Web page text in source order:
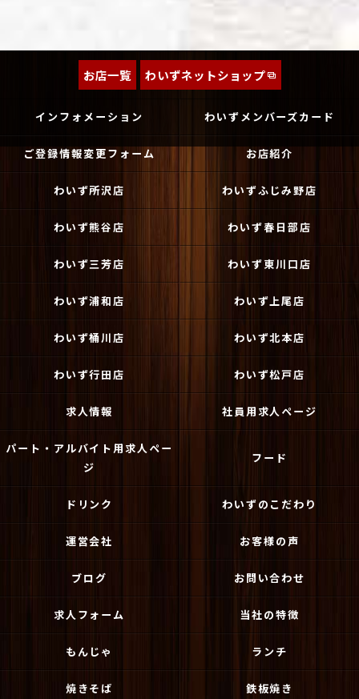
お店一覧 わいずネットショップ
インフォメーション わいずメンバーズカード
ご登録情報変更フォーム お店紹介
わいず所沢店 わいずふじみ野店
わいず熊谷店 わいず春日部店
わいず三芳店 わいず東川口店
わいず浦和店 わいず上尾店
わいず桶川店 わいず北本店
わいず行田店 わいず松戸店
求人情報 社員用求人ページ
パート・アルバイト用求人ペー
ジ
フード
ドリンク わいずのこだわり
運営会社 お客様の声
ブログ お問い合わせ
求人フォーム 当社の特徴
もんじゃ ランチ
焼きそば 鉄板焼き